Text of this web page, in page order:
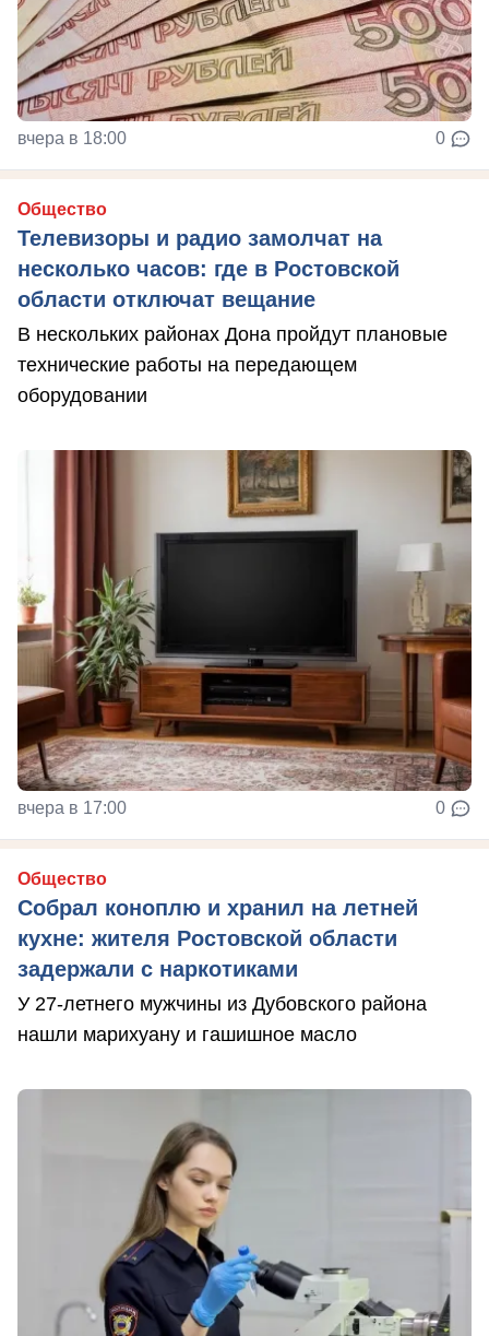
вчера в 18:00 0
Общество
Телевизоры и радио замолчат на
несколько часов: где в Ростовской
области отключат вещание
В нескольких районах Дона пройдут плановые
технические работы на передающем
оборудовании
вчера в 17:00 0
Общество
Собрал коноплю и хранил на летней
кухне: жителя Ростовской области
задержали с наркотиками
У 27-летнего мужчины из Дубовского района
нашли марихуану и гашишное масло